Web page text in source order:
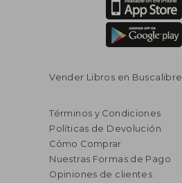
Vender Libros en Buscalibre
Términos y Condiciones
Políticas de Devolución
Cómo Comprar
Nuestras Formas de Pago
Opiniones de clientes